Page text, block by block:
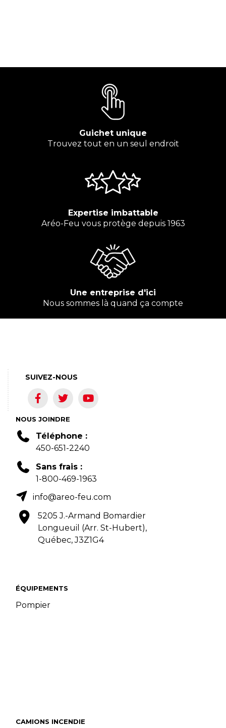
Guichet unique
Trouvez tout en un seul endroit
Expertise imbattable
Aréo-Feu vous protège depuis 1963
Une entreprise d'ici
Nous sommes là quand ça compte
ÉQUIPEMENTS
Pompier
CAMIONS INCENDIE
NOUS JOINDRE
Téléphone :
450-651-2240
Sans frais :
1-800-469-1963
info@areo-feu.com
5205 J.-Armand Bomardier
Longueuil (Arr. St-Hubert),
Québec, J3Z1G4
SUIVEZ-NOUS